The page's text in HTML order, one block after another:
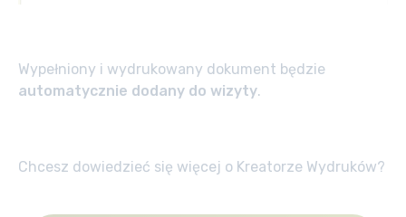
Wypełniony i wydrukowany dokument będzie
automatycznie dodany do wizyty.
Chcesz dowiedzieć się więcej o Kreatorze Wydruków?